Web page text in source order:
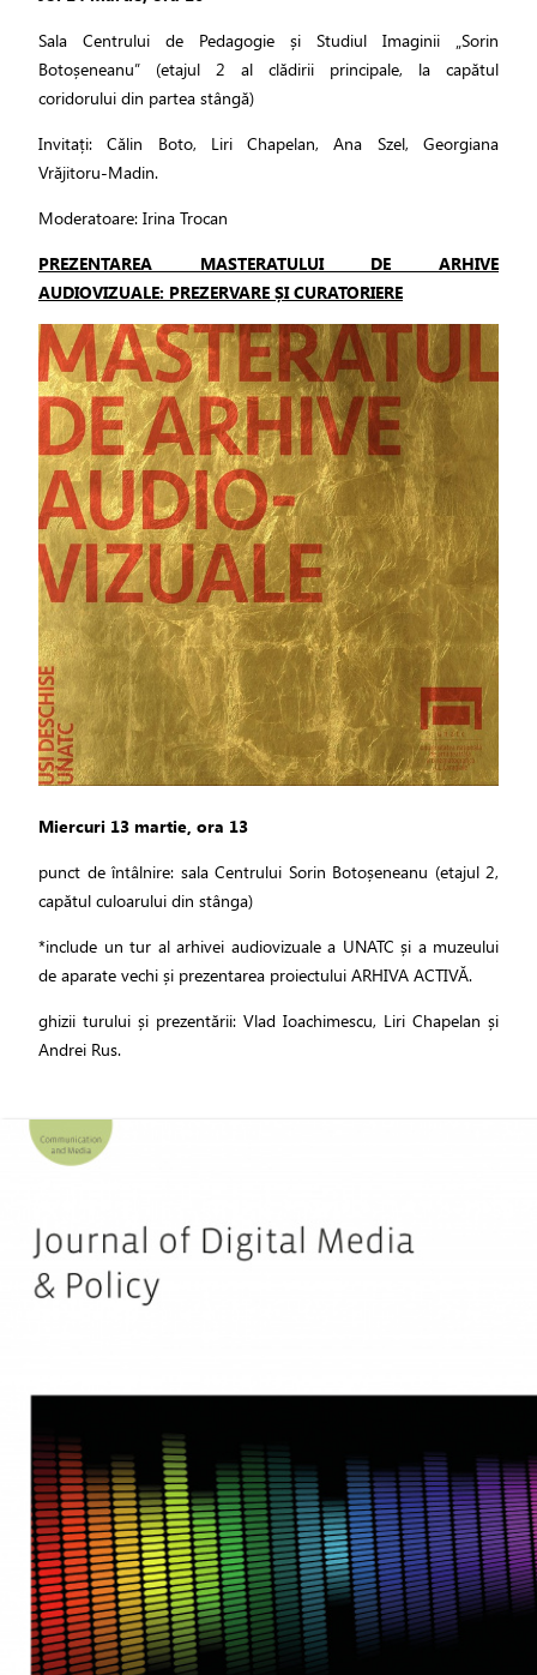
Sala Centrului de Pedagogie și Studiul Imaginii „Sorin
Botoșeneanu” (etajul 2 al clădirii principale, la capătul
coridorului din partea stângă)
Invitați: Călin Boto, Liri Chapelan, Ana Szel, Georgiana
Vrăjitoru-Madin.
Moderatoare: Irina Trocan
PREZENTAREA MASTERATULUI DE ARHIVE
AUDIOVIZUALE: PREZERVARE ȘI CURATORIERE
Miercuri 13 martie, ora 13
punct de întâlnire: sala Centrului Sorin Botoșeneanu (etajul 2,
capătul culoarului din stânga)
*include un tur al arhivei audiovizuale a UNATC și a muzeului
de aparate vechi și prezentarea proiectului ARHIVA ACTIVĂ.
ghizii turului și prezentării: Vlad Ioachimescu, Liri Chapelan și
Andrei Rus.